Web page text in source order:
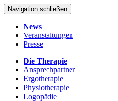
Navigation schließen
News
Veranstaltungen
Presse
Die Therapie
Ansprechpartner
Ergotherapie
Physiotherapie
Logopädie